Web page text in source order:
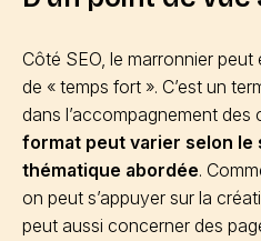
Côté SEO, le marronnier
de « temps fort ». C’est un
dans l’accompagnement des
format peut varier selon le
thématique abordée.
on peut s’appuyer sur la
peut aussi concerner des